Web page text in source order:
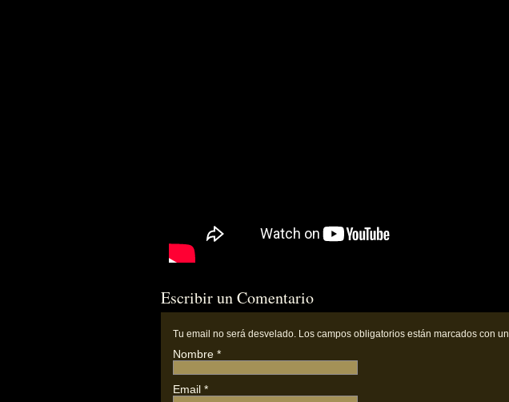
Escribir un Comentario
Tu email noserá desvelado. Los campos obligatorios están marcados con un
Nombre *
Email *